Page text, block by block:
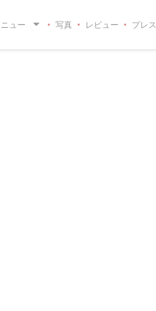
ニュー 写真 レビュー プレス